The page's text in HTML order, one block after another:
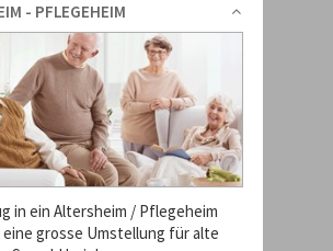
- PFLEGEHEIM
in ein Altersheim / Pflegeheim
grosse Umstellung für alte